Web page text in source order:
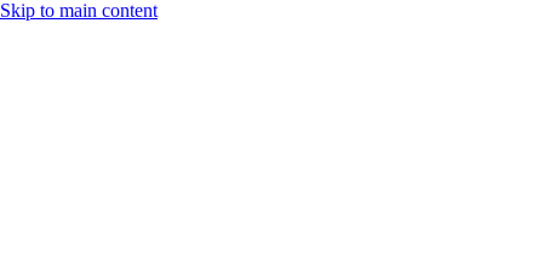
Skip to main content